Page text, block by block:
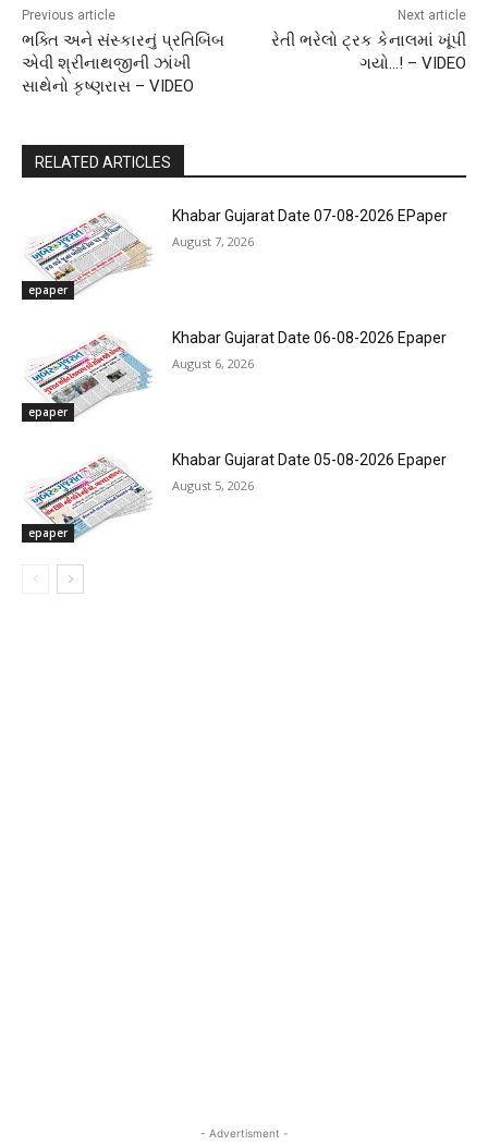
Previous article
ભક્તિ અને સંસ્કારનું પ્રતિબિંબ
એવી શ્રીનાથજીની ઝાંખી
સાથેનો કૃષ્ણરાસ – VIDEO
Next article
રેતી ભરેલો ટ્રક કેનાલમાં ખૂંપી
ગયો…! – VIDEO
RELATED ARTICLES
epaper
Khabar Gujarat Date 07-08-2026 EPaper
August 7, 2026
epaper
Khabar Gujarat Date 06-08-2026 Epaper
August 6, 2026
epaper
Khabar Gujarat Date 05-08-2026 Epaper
August 5, 2026
- Advertisment -